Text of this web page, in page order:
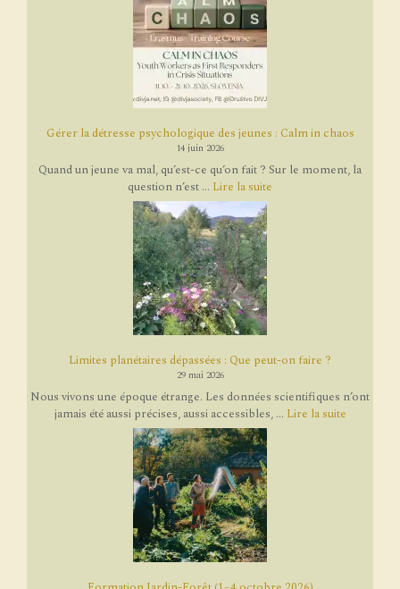
Gérer la détresse psychologique des jeunes : Calm in chaos
14 juin 2026
Quand un jeune va mal, qu’est-ce qu’on fait ? Sur le moment, la
question n’est ... Lire la suite
Limites planétaires dépassées : Que peut-on faire ?
29 mai 2026
Nous vivons une époque étrange. Les données scientifiques n’ont
jamais été aussi précises, aussi accessibles, ... Lire la suite